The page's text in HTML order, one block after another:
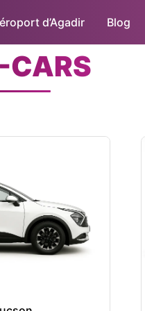
d’Agadir Blog
CARS